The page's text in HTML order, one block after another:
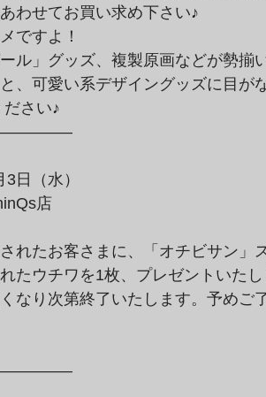
わせてお買い求め下さい♪
メですよ！
ル」グッズ、複製原画などが勢揃
、可愛い系デザイングッズに目が
ださい♪
日（水）
店
れたお客さまに、「オチビサン」
たウチワを1枚、プレゼントいたし
なり次第終了いたします。予めご